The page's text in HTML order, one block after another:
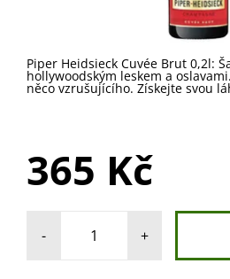
Piper Heidsieck Cuvée Brut 0,2l:
hollywoodským leskem a
něco vzrušujícího. Získejte svou
365 Kč
- +